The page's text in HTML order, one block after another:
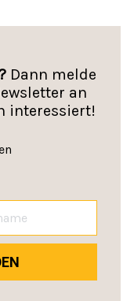
Dann melde
an
interessiert!